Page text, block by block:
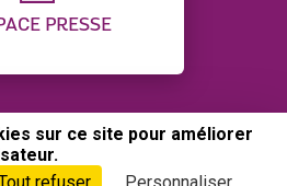
PRESSE
DU SITE
CRÉDITS
GESTION DES COOKIES
sur ce site pour améliorer